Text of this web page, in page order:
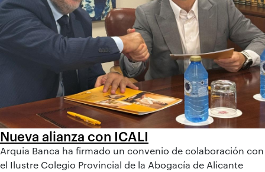
Nueva alianza con ICALI
Arquia Banca ha firmado un convenio de colaboración con
el Ilustre Colegio Provincial de la Abogacía de Alicante